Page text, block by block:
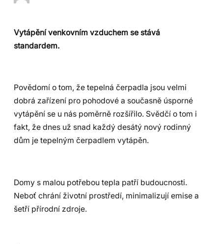
Vytápění venkovním vzduchem se stává
standardem.
Povědomí o tom, že tepelná čerpadla jsou velmi
dobrá zařízení pro pohodové a současně úsporné
vytápění se u nás poměrně rozšířilo. Svědčí o tom i
fakt, že dnes už snad každý desátý nový rodinný
dům je tepelným čerpadlem vytápěn.
Domy s malou potřebou tepla patří budoucnosti.
Neboť chrání životní prostředí, minimalizují emise a
šetří přírodní zdroje.